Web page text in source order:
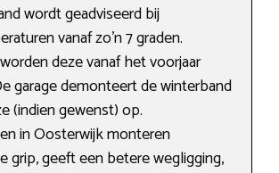
wordt geadviseerd bij
vanaf zo’n 7 graden.
deze vanaf het voorjaar
garage demonteert de winterband
(indien gewenst) op.
in Oosterwijk monteren
grip, geeft een betere wegligging,